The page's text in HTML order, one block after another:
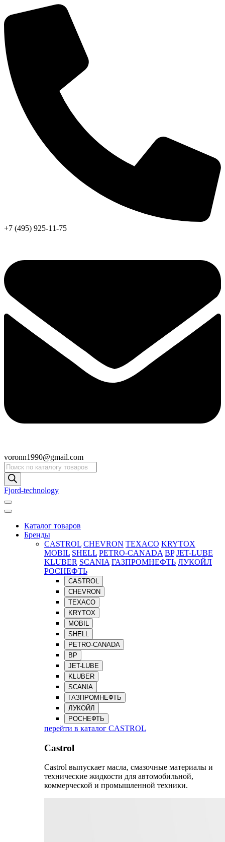
+7 (495) 925-11-75
voronn1990@gmail.com
Поиск
товаров
Fjord-technology
Каталог товаров
Бренды
CASTROL CHEVRON TEXACO KRYTOX
MOBIL SHELL PETRO-CANADA BP JET-LUBE
KLUBER SCANIA ГАЗПРОМНЕФТЬ ЛУКОЙЛ
РОСНЕФТЬ
CASTROL
CHEVRON
TEXACO
KRYTOX
MOBIL
SHELL
PETRO-CANADA
BP
JET-LUBE
KLUBER
SCANIA
ГАЗПРОМНЕФТЬ
ЛУКОЙЛ
РОСНЕФТЬ
перейти в каталог CASTROL
Castrol
Castrol выпускает масла, смазочные материалы и
технические жидкости для автомобильной,
коммерческой и промышленной техники.